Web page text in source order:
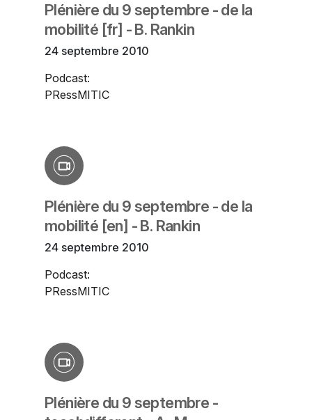
Plénière du 9 septembre - de la
mobilité [fr] - B. Rankin
24 septembre 2010
Podcast:
PRessMITIC
Plénière du 9 septembre - de la
mobilité [en] - B. Rankin
24 septembre 2010
Podcast:
PRessMITIC
Plénière du 9 septembre -